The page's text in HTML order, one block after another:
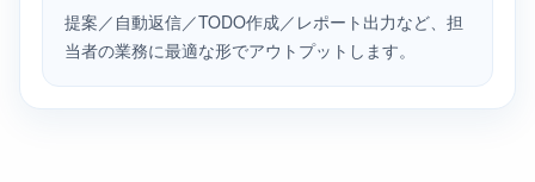
提案／自動返信／TODO作成／レポート出力など、担
当者の業務に最適な形でアウトプットします。